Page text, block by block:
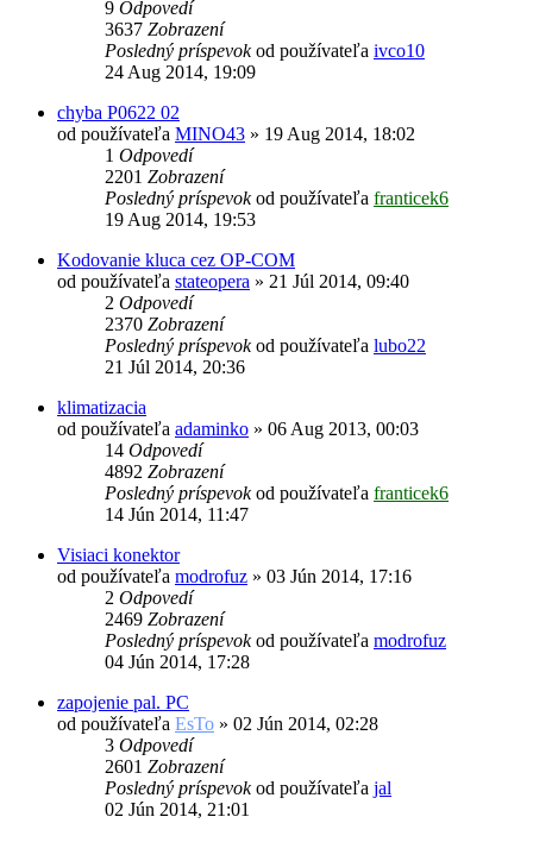
9 Odpovedí
3637 Zobrazení
Posledný príspevokod používateľa ivco10
24 Aug 2014, 19:09
chyba P0622 02
od používateľa MINO43 » 19 Aug 2014, 18:02
1 Odpovedí
2201 Zobrazení
Posledný príspevokod používateľa franticek6
19 Aug 2014, 19:53
Kodovanie kluca cez OP-COM
od používateľa stateopera » 21 Júl 2014, 09:40
2 Odpovedí
2370 Zobrazení
Posledný príspevokod používateľa lubo22
21 Júl 2014, 20:36
klimatizacia
od používateľa adaminko » 06 Aug 2013, 00:03
14 Odpovedí
4892 Zobrazení
Posledný príspevokod používateľa franticek6
14 Jún 2014, 11:47
Visiaci konektor
od používateľa modrofuz » 03 Jún 2014, 17:16
2 Odpovedí
2469 Zobrazení
Posledný príspevokod používateľa modrofuz
04 Jún 2014, 17:28
zapojenie pal. PC
od používateľa EsTo » 02 Jún 2014, 02:28
3 Odpovedí
2601 Zobrazení
Posledný príspevokod používateľa jal
02 Jún 2014, 21:01